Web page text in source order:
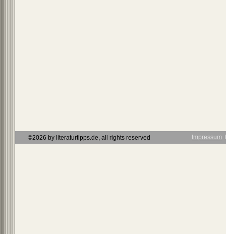
©2026 by literaturtipps.de, all rights reserved Impressum